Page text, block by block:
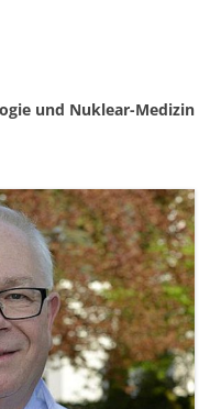
und Nuklear-Medizin